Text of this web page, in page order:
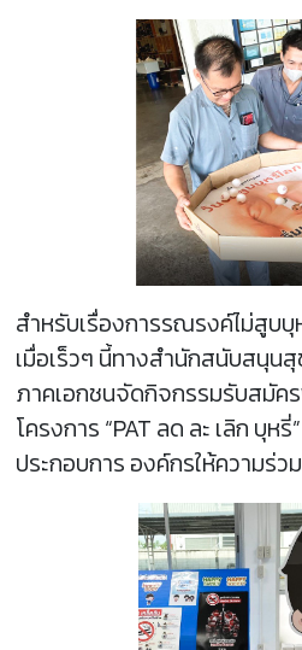
สำหรับเรื่องการรณรงค์ไม่สูบบุ
เมื่อเร็วๆ นี้ทางสำนักสนับสนุน
ภาคเอกชนจัดกิจกรรมรับสมัค
โครงการ “PAT ลด ละ เลิก บุห
ประกอบการ องค์กรให้ความร่